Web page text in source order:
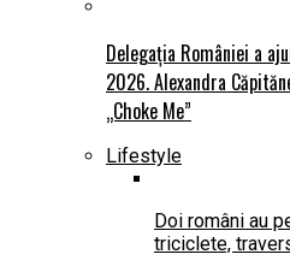
Delegația României a
2026. Alexandra
„Choke Me”
Lifestyle
Doi români au
triciclete,